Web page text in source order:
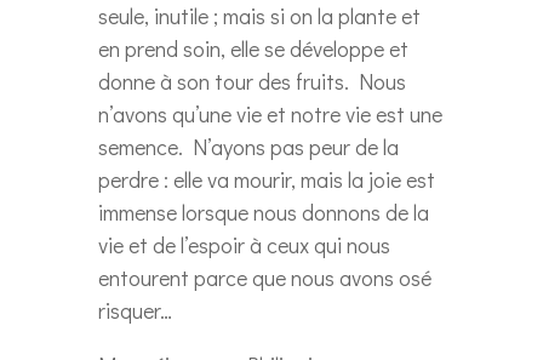
seule, inutile ; mais si on la plante et
en prend soin, elle se développe et
donne à son tour des fruits. Nous
n’avons qu’une vie et notre vie est une
semence. N’ayons pas peur de la
perdre : elle va mourir, mais la joie est
immense lorsque nous donnons de la
vie et de l’espoir à ceux qui nous
entourent parce que nous avons osé
risquer…